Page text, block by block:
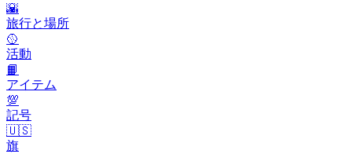
🌇
旅行と場所
🥎
活動
📙
アイテム
💯
記号
🇺🇸
旗